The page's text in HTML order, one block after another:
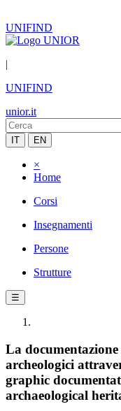
UNIFIND
|
UNIFIND
unior.it
IT EN
×
Home
Corsi
Insegnamenti
Persone
Strutture
☰
La
archeologici
graphic
archaeological